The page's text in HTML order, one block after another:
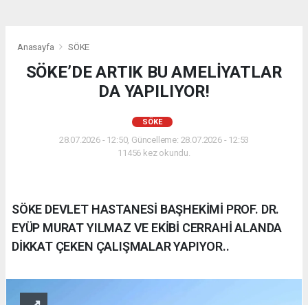
Anasayfa SÖKE
SÖKE’DE ARTIK BU AMELİYATLAR
DA YAPILIYOR!
SÖKE
28.07.2026 - 12:50, Güncelleme: 28.07.2026 - 12:53
11456 kez okundu.
SÖKE DEVLET HASTANESİ BAŞHEKİMİ PROF. DR.
EYÜP MURAT YILMAZ VE EKİBİ CERRAHİ ALANDA
DİKKAT ÇEKEN ÇALIŞMALAR YAPIYOR..